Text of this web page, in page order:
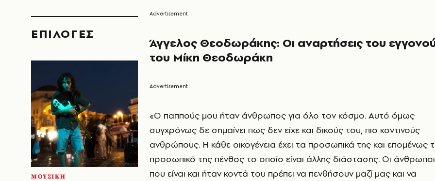
EΠΙΛΟΓΈΣ
ΜΟΥΣΙΚΗ
Άγγελος Θεοδωράκης: Οι αναρτήσεις του
του Μίκη Θεοδωράκη
«Ο παππούς μου ήταν άνθρωπος για όλο τον κόσμο. Αυτό όμως
συγχρόνως δε σημαίνει πως δεν είχε και δικούς του, πιο κοντινούς
ανθρώπους. Η κάθε οικογένεια έχει τα προσωπικά της και επομένως
προσωπικό της πένθος το οποίο είναι άλλης διάστασης. Οι άνθρωποι
που είναι και ήταν κοντά του πρέπει να πενθήσουν μαζί μας και να